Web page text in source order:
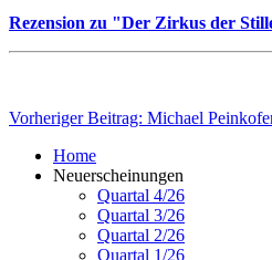
Rezension zu "Der Zirkus der
Vorheriger Beitrag: Michael
Home
Neuerscheinungen
Quartal 4/26
Quartal 3/26
Quartal 2/26
Quartal 1/26